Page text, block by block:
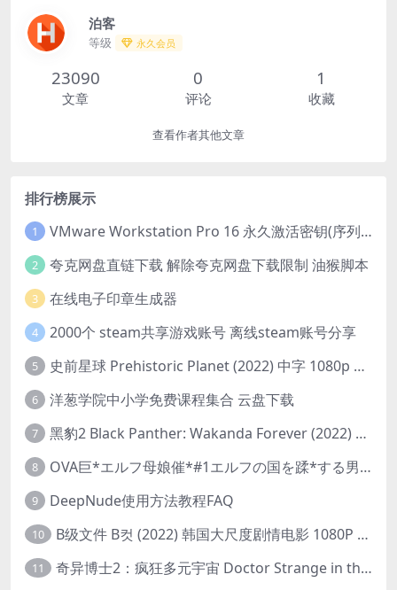
泊客
等级 永久会员
23090
文章
0
评论
1
收藏
查看作者其他文章
排行榜展示
1 VMware Workstation Pro 16 永久激活密钥(序列号)
2 夸克网盘直链下载 解除夸克网盘下载限制 油猴脚本
3 在线电子印章生成器
4 2000个 steam共享游戏账号 离线steam账号分享
5 史前星球 Prehistoric Planet (2022) 中字 1080p 高清 阿里云盘 2022.5.27已更新全集
6 洋葱学院中小学免费课程集合 云盘下载
7 黑豹2 Black Panther: Wakanda Forever (2022) 高清版
8 OVA巨*エルフ母娘催*#1エルフの国を蹂*する男。汚された女王と姫
9 DeepNude使用方法教程FAQ
10 B级文件 B컷 (2022) 韩国大尺度剧情电影 1080P 中字
11 奇异博士2：疯狂多元宇宙 Doctor Strange in the Multiverse of Madness (2022) 高清版1080p